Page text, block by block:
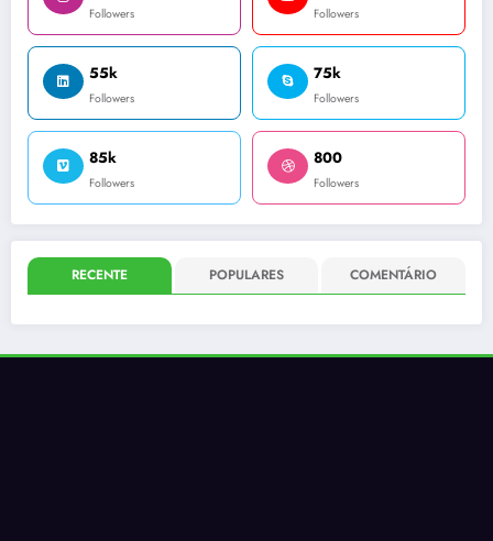
Followers Followers
55k
Followers
75k
Followers
85k
Followers
800
Followers
RECENTE POPULARES COMENTÁRIO